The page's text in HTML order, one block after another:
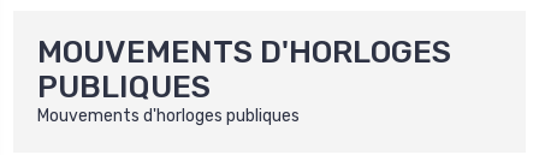
MOUVEMENTS D'HORLOGES
PUBLIQUES
Mouvements d'horloges publiques